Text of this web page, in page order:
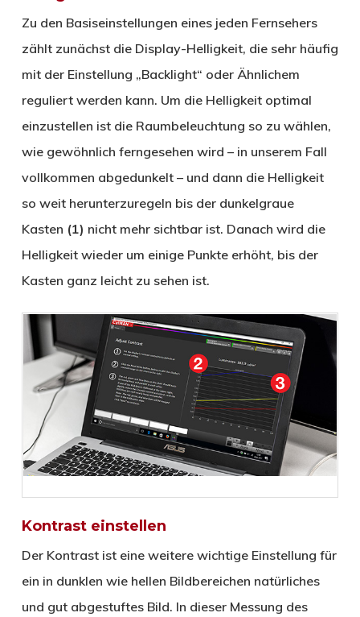
Zu den Basiseinstellungen eines jeden Fernsehers
zählt zunächst die Display-Helligkeit, die sehr häufig
mit der Einstellung „Backlight“ oder Ähnlichem
reguliert werden kann. Um die Helligkeit optimal
einzustellen ist die Raumbeleuchtung so zu wählen,
wie gewöhnlich ferngesehen wird – in unserem Fall
vollkommen abgedunkelt – und dann die Helligkeit
so weit herunterzuregeln bis der dunkelgraue
Kasten (1) nicht mehr sichtbar ist. Danach wird die
Helligkeit wieder um einige Punkte erhöht, bis der
Kasten ganz leicht zu sehen ist.
Kontrast einstellen
Der Kontrast ist eine weitere wichtige Einstellung für
ein in dunklen wie hellen Bildbereichen natürliches
und gut abgestuftes Bild. In dieser Messung des